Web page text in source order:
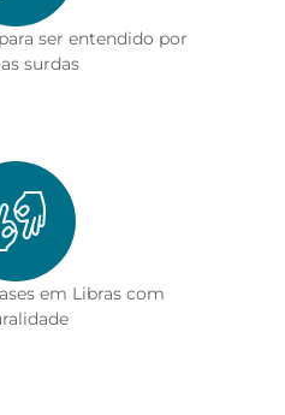
ser entendido por
surdas
em Libras com